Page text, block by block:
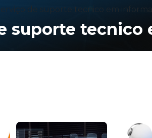
de suporte tecnico em
suporte tecnico